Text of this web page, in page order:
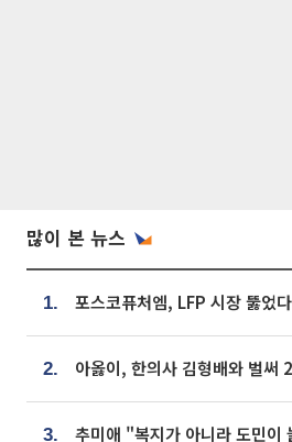
많이 본 뉴스
1.
2.
3.